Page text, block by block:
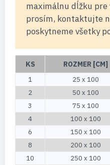
maximálnu dĺžku pre
prosím, kontaktujte
poskytneme všetky
KS ROZMER [CM]
1 25 x 100
2
50 x 100
3
75 x 100
4
100 x 100
6
150 x 100
8
200 x 100
10
250 x 100